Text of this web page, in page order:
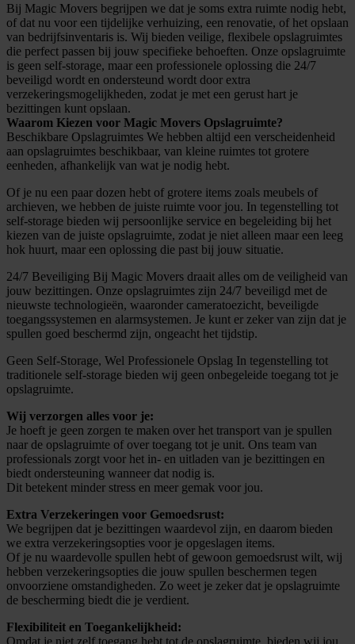
Bij Magic Movers begrijpen we dat je soms extra ruimte nodig hebt,
of dat nu voor een tijdelijke verhuizing, een renovatie, of het opslaan
van bedrijfsinventaris is. Wij bieden veilige, flexibele opslagruimtes
die perfect passen bij jouw specifieke behoeften. Onze opslagruimte
is geen self-storage, maar een professionele oplossing die 24/7
beveiligd wordt en ondersteund wordt door extra
verzekeringsmogelijkheden, zodat je met een gerust hart je
bezittingen kunt opslaan.
Waarom Kiezen voor Magic Movers Opslagruimte?
Beschikbare Opslagruimtes We hebben altijd een verscheidenheid
aan opslagruimtes beschikbaar, van kleine ruimtes tot grotere
eenheden, afhankelijk van wat je nodig hebt.
Of je nu een paar dozen hebt of grotere items zoals meubels of
archieven, we hebben de juiste ruimte voor jou. In tegenstelling tot
self-storage bieden wij persoonlijke service en begeleiding bij het
kiezen van de juiste opslagruimte, zodat je niet alleen maar een leeg
hok huurt, maar een oplossing die past bij jouw situatie.
24/7 Beveiliging Bij Magic Movers draait alles om de veiligheid van
jouw bezittingen. Onze opslagruimtes zijn 24/7 beveiligd met de
nieuwste technologieën, waaronder cameratoezicht, beveiligde
toegangssystemen en alarmsystemen. Je kunt er zeker van zijn dat je
spullen goed beschermd zijn, ongeacht het tijdstip.
Geen Self-Storage, Wel Professionele Opslag In tegenstelling tot
traditionele self-storage bieden wij geen onbegeleide toegang tot je
opslagruimte.
Wij verzorgen alles voor je:
Je hoeft je geen zorgen te maken over het transport van je spullen
naar de opslagruimte of over toegang tot je unit. Ons team van
professionals zorgt voor het in- en uitladen van je bezittingen en
biedt ondersteuning wanneer dat nodig is.
Dit betekent minder stress en meer gemak voor jou.
Extra Verzekeringen voor Gemoedsrust:
We begrijpen dat je bezittingen waardevol zijn, en daarom bieden
we extra verzekeringsopties voor je opgeslagen items.
Of je nu waardevolle spullen hebt of gewoon gemoedsrust wilt, wij
hebben verzekeringsopties die jouw spullen beschermen tegen
onvoorziene omstandigheden. Zo weet je zeker dat je opslagruimte
de bescherming biedt die je verdient.
Flexibiliteit en Toegankelijkheid:
Omdat je niet zelf toegang hebt tot de opslagruimte, bieden wij jou